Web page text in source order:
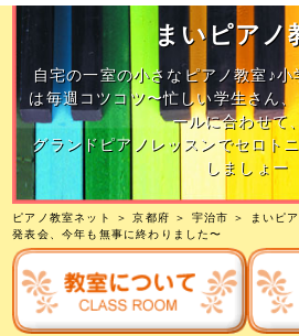
まいピアノ
自宅の一室の小さなピアノ教室♪
は毎週コツコツ〜忙しい学生さん
ールに合わせて
グランドピアノレッスンでセロト
しましょー
ピアノ教室ネット ＞京都府 ＞ 宇治市 ＞ まいピ
発表会、今年も無事に終わりました〜